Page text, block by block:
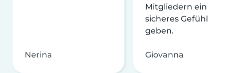
Nerina
Mitgliedern ein
sicheres Gefühl
geben.
Giovanna